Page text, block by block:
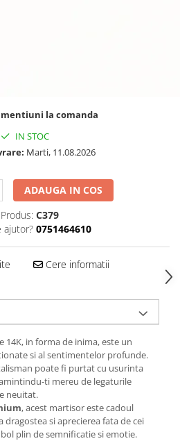
mentiuni la comanda
IN STOC
Marti, 11.08.2026
ADAUGA IN COS
C379
ajutor? 0751464610
Cere informatii
14K, in forma de inima, este un
si al sentimentelor profunde.
poate fi purtat cu usurinta
ti mereu de legaturile
neuitat.
, acest martisor este cadoul
si aprecierea fata de cei
plin de semnificatie si emotie.